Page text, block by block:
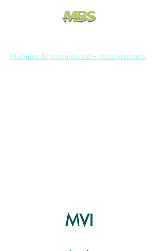
Mobilier de seconde vie - revalorisation
MVI